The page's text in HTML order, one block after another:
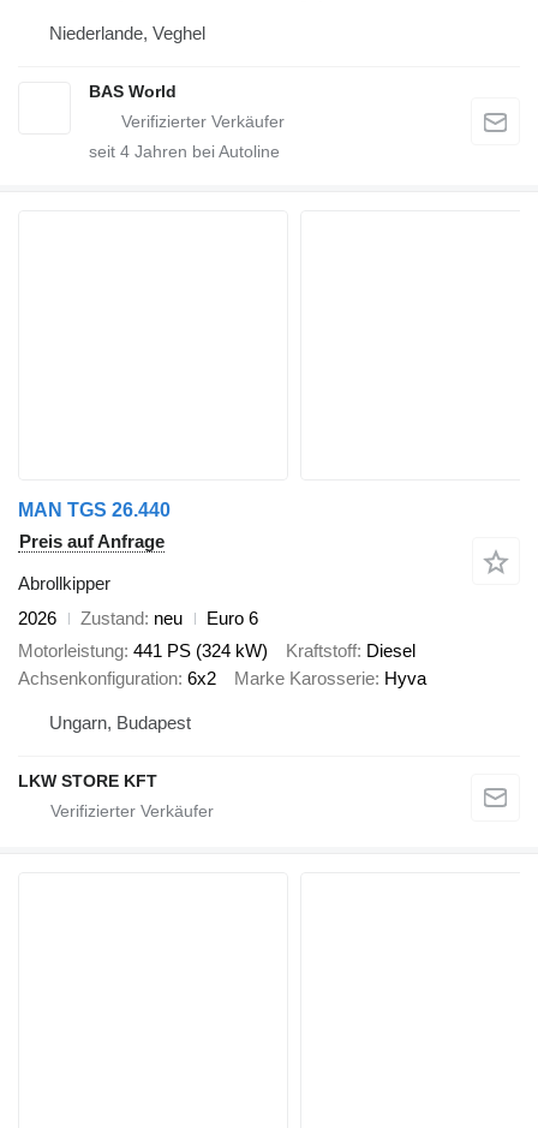
Niederlande, Veghel
BAS World
seit 4 Jahren bei Autoline
MAN TGS 26.440
Preis auf Anfrage
Abrollkipper
2026
Zustand neu
Euro 6
Motorleistung 441 PS (324 kW) Kraftstoff Diesel
Achsenkonfiguration 6x2 Marke Karosserie Hyva
Ungarn, Budapest
LKW STORE KFT